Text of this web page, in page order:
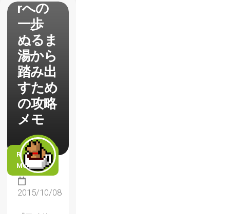
rへの
一歩
ぬるま
湯から
踏み出
すため
の攻略
メモ
READ
MORE
2015/10/08